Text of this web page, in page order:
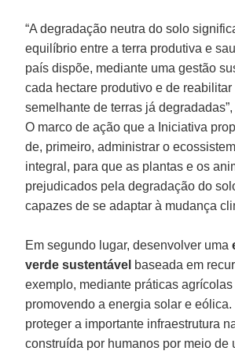
“A degradação neutra do solo
equilíbrio entre a terra produtiva e
país dispõe, mediante uma gestão
cada hectare produtivo e de
semelhante de terras já
O marco de ação que a Iniciativa
de, primeiro, administrar o
integral, para que as plantas e os
prejudicados pela degradação do
capazes de se adaptar à mudança
Em segundo lugar, desenvolver uma
verde sustentável baseada em
exemplo, mediante práticas
promovendo a energia solar e eólica.
proteger a importante infraestrutura
construída por humanos por meio de